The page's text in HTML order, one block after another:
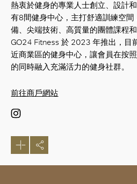
熱衷於健身的專業人士創立、設計
有8間健身中心，主打舒適訓練空間
備、尖端技術、高質量的團體課程
GO24 Fitness 於 2023 年推出，目
近商業區的健身中心，讓會員在按
的同時融入充滿活力的健身社群。
前往商戶網站